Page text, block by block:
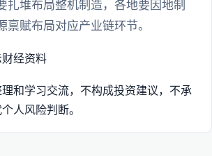
扎堆布局整机制造，各地要因地制
禀赋布局对应产业链环节。
财经资料
和学习交流，不构成投资建议，不承
人风险判断。